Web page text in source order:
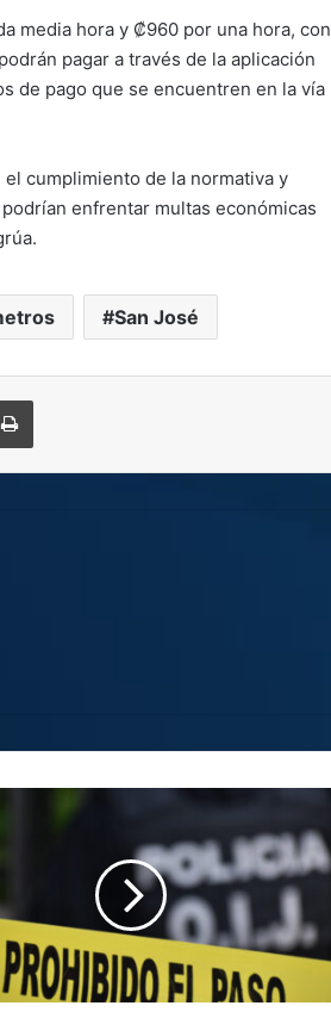
media hora y ₡960 por una hora, con
pagar a través de la aplicación
de pago que se encuentren en la vía
cumplimiento de la normativa y
enfrentar multas económicas
San José
correo electrónicoImprimir